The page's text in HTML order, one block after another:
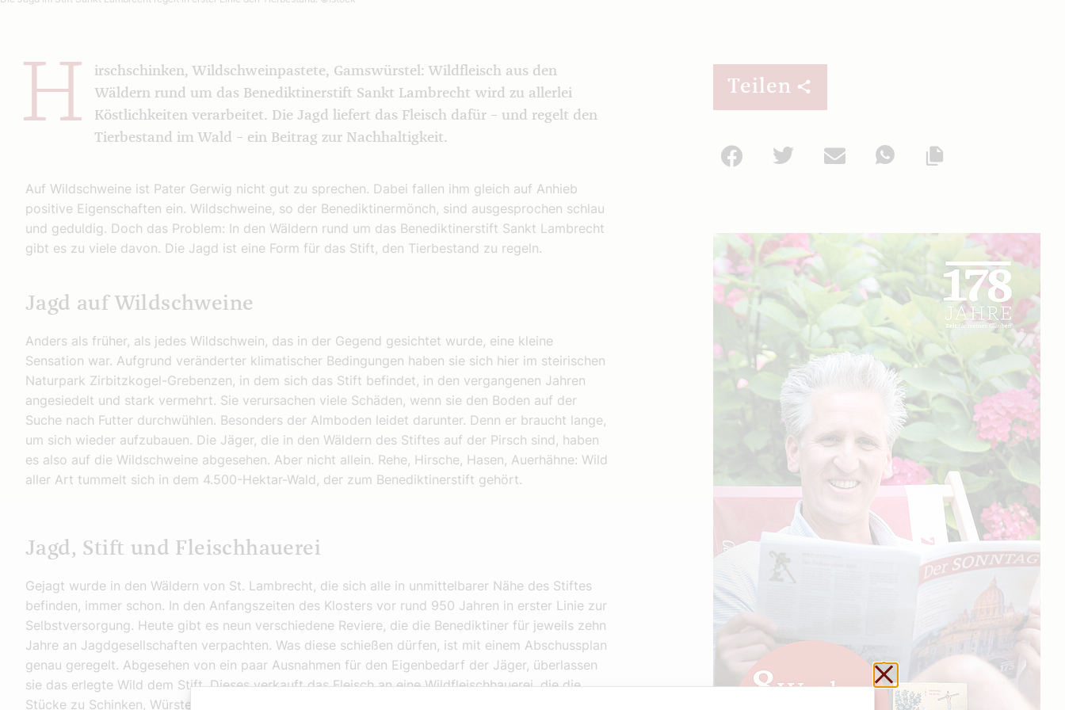
H
irschschinken, Wildschweinpastete, Gamswürstel: Wildfleisch aus den
Wäldern rund um das Benediktinerstift Sankt Lambrecht wird zu allerlei
Köstlichkeiten verarbeitet. Die Jagd liefert das Fleisch dafür – und regelt den
Tierbestand im Wald – ein Beitrag zur Nachhaltigkeit.
Auf Wildschweine ist Pater Gerwig nicht gut zu sprechen. Dabei fallen ihm gleich auf Anhieb
positive Eigenschaften ein. Wildschweine, so der Benediktinermönch, sind ausgesprochen schlau
und geduldig. Doch das Problem: In den Wäldern rund um das Benediktinerstift Sankt Lambrecht
gibt es zu viele davon. Die Jagd ist eine Form für das Stift, den Tierbestand zu regeln.
Jagd auf Wildschweine
Anders als früher, als jedes Wildschwein, das in der Gegend gesichtet wurde, eine kleine
Sensation war. Aufgrund veränderter klimatischer Bedingungen haben sie sich hier im steirischen
Naturpark Zirbitzkogel-Grebenzen, in dem sich das Stift befindet, in den vergangenen Jahren
angesiedelt und stark vermehrt. Sie verursachen viele Schäden, wenn sie den Boden auf der
Suche nach Futter durchwühlen. Besonders der Almboden leidet darunter. Denn er braucht lange,
um sich wieder aufzubauen. Die Jäger, die in den Wäldern des Stiftes auf der Pirsch sind, haben
es also auf die Wildschweine abgesehen. Aber nicht allein. Rehe, Hirsche, Hasen, Auerhähne: Wild
aller Art tummelt sich in dem 4.500-Hektar-Wald, der zum Benediktinerstift gehört.
Jagd, Stift und Fleischhauerei
Gejagt wurde in den Wäldern von St. Lambrecht, die sich alle in unmittelbarer Nähe des Stiftes
befinden, immer schon. In den Anfangszeiten des Klosters vor rund 950 Jahren in erster Linie zur
Selbstversorgung. Heute gibt es neun verschiedene Reviere, die die Benediktiner für jeweils zehn
Jahre an Jagdgesellschaften verpachten. Was diese schießen dürfen, ist mit einem Abschussplan
genau geregelt. Abgesehen von ein paar Ausnahmen für den Eigenbedarf der Jäger, überlassen
sie das erlegte Wild dem Stift. Dieses verkauft das Fleisch an eine Wildfleischhauerei, die die
Stücke zu Schinken, Würstel und Pasteten verarbeitet. Die fertigen Produkte wiederum werden
Teilen
Facebook
Twitter Mail
WhatsApp
Schließen ohne zu